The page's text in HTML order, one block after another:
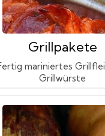
Grillpakete
mariniertes
Grillwürste